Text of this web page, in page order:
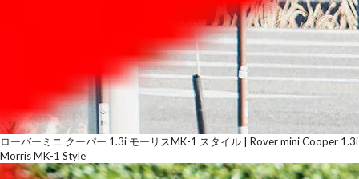
ローバーミニ クーパー 1.3i モーリスMK-1 スタイル | Rover mini Cooper 1.3i
Morris MK-1 Style